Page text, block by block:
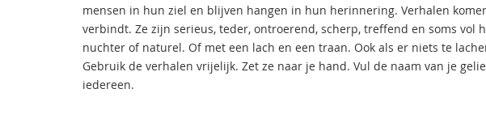
mensen in hun ziel en blijven hangen in hun herinnering. Verhalen
verbindt. Ze zijn serieus, teder, ontroerend, scherp, treffend en soms vol
nuchter of naturel. Of met een lach en een traan. Ook als er niets te
Gebruik de verhalen vrijelijk. Zet ze naar je hand. Vul de naam van je
iedereen.